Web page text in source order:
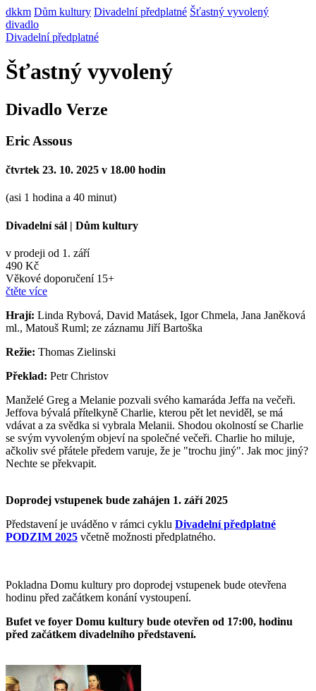
dkkm Dům kultury Divadelní předplatné Šťastný vyvolený
divadlo
Divadelní předplatné
Šťastný vyvolený
Divadlo Verze
Eric Assous
čtvrtek 23. 10. 2025 v 18.00 hodin
(asi 1 hodina a 40 minut)
Divadelní sál | Dům kultury
v prodeji od 1. září
490 Kč
Věkové doporučení 15+
čtěte více
Hrají: Linda Rybová, David Matásek, Igor Chmela, Jana Janěková
ml., Matouš Ruml; ze záznamu Jiří Bartoška
Režie: Thomas Zielinski
Překlad: Petr Christov
Manželé Greg a Melanie pozvali svého kamaráda Jeffa na večeři.
Jeffova bývalá přítelkyně Charlie, kterou pět let neviděl, se má
vdávat a za svědka si vybrala Melanii. Shodou okolností se Charlie
se svým vyvoleným objeví na společné večeři. Charlie ho miluje,
ačkoliv své přátele předem varuje, že je "trochu jiný". Jak moc jiný?
Nechte se překvapit.
Doprodej vstupenek bude zahájen 1. září 2025
Představení je uváděno v rámci cyklu Divadelní předplatné
PODZIM 2025 včetně možnosti předplatného.
Pokladna Domu kultury pro doprodej vstupenek bude otevřena
hodinu před začátkem konání vystoupení.
Bufet ve foyer Domu kultury bude otevřen od 17:00, hodinu
před začátkem divadelního představení.